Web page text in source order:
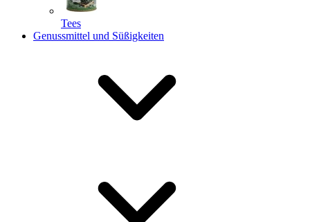
Tees
Genussmittel und Süßigkeiten